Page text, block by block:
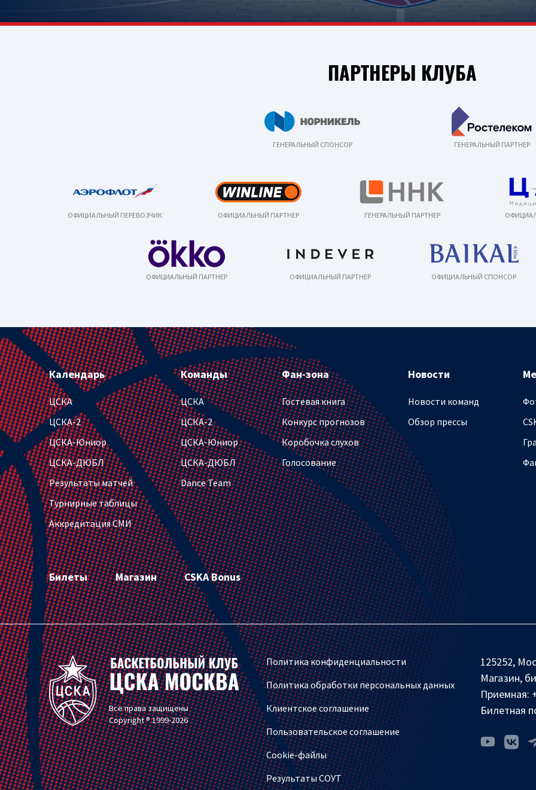
ПАРТНЕРЫ КЛУБА
ГЕНЕРАЛЬНЫЙ СПОНСОР ГЕНЕРАЛЬНЫЙ ПАРТНЕР
ОФИЦИАЛЬНЫЙ ПЕРЕВОЗЧИК ОФИЦИАЛЬНЫЙ ПАРТНЕР ГЕНЕРАЛЬНЫЙ ПАРТНЕР
ОФИЦИАЛЬНЫЙ ПАРТНЕР ОФИЦИАЛЬНЫЙ ПАРТНЕР ОФИЦИАЛЬНЫЙ СПОНСОР
Календарь
ЦСКА
ЦСКА-2
ЦСКА-Юниор
ЦСКА-ДЮБЛ
Результаты матчей
Турнирные таблицы
Аккредитация СМИ
Команды
ЦСКА
ЦСКА-2
ЦСКА-Юниор
ЦСКА-ДЮБЛ
Dance Team
Фан-зона
Гостевая книга
Конкурс прогнозов
Коробочка слухов
Голосование
Новости
Новости команд
Обзор прессы
Билеты Магазин CSKA Bonus
Все права защищены
Copyright ® 1999-2026
Политика конфиденциальности
Политика обработки персональных данных
Клиентское соглашение
Пользовательское соглашение
Cookie-файлы
Результаты СОУТ
125252,
Магазин,
Приемная:
Билетная